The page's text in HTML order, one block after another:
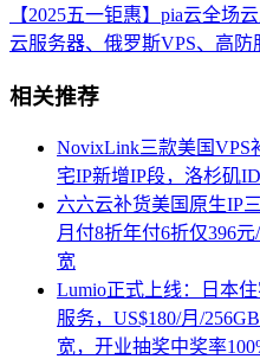
【2025五一钜惠】pia云全场
云服务器、俄罗斯VPS、高防
相关推荐
NovixLink三款美国VPS
宅IP新增IP段，洛杉矶
六六云补货美国原生IP
月付8折年付6折仅396
宽
Lumio正式上线：日本
服务，US$180/月/
宽，开业抽奖中奖率